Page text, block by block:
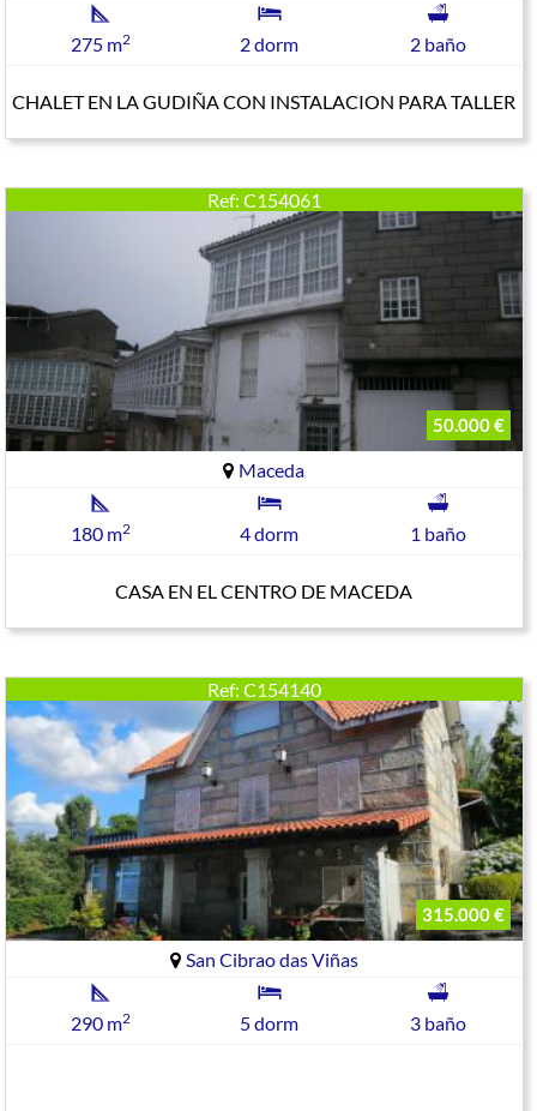
275 m2 2 dorm 2 baño
CHALET EN LA GUDIÑA CON INSTALACION PARA TALLER
Ref: C154061
50.000 €
Maceda
180 m2 4 dorm 1 baño
CASA EN EL CENTRO DE MACEDA
Ref: C154140
315.000 €
San Cibrao das Viñas
290 m2 5 dorm 3 baño